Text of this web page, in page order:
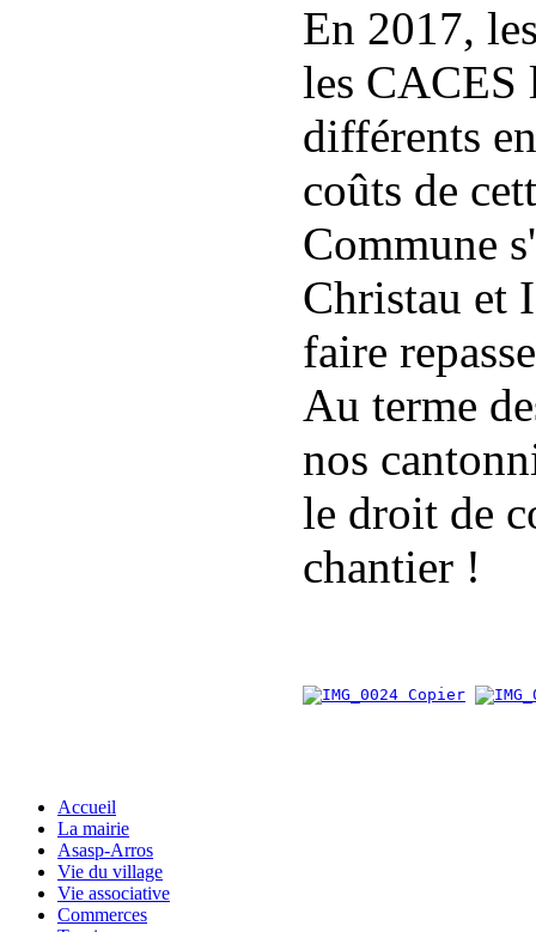
En 2017,
les CACES
différents
coûts de
Commune
Christau et
faire
Au terme
nos
le droit de
chantier !
Accueil
La mairie
Asasp-Arros
Vie du village
Vie associative
Commerces